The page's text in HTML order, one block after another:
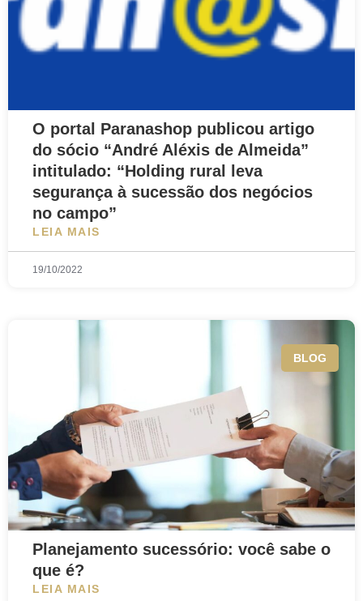
O portal Paranashop publicou artigo
do sócio “André Aléxis de Almeida”
intitulado: “Holding rural leva
segurança à sucessão dos negócios
no campo”
LEIA MAIS
19/10/2022
BLOG
Planejamento sucessório: você sabe o
que é?
LEIA MAIS